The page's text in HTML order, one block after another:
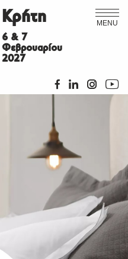
MENU
Κρήτη
6 & 7
Φεβρουαρίου
2027